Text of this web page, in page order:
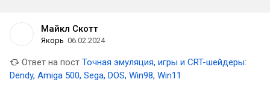
Майкл Скотт
Якорь 06.02.2024
Ответ на пост Точная эмуляция, игры и CRT-шейдеры:
Dendy, Amiga 500, Sega, DOS, Win98, Win11